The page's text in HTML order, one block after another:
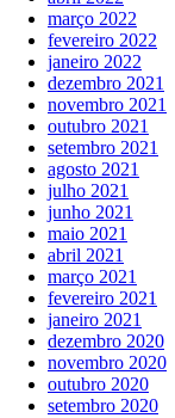
março 2022
fevereiro 2022
janeiro 2022
dezembro 2021
novembro 2021
outubro 2021
setembro 2021
agosto 2021
julho 2021
junho 2021
maio 2021
abril 2021
março 2021
fevereiro 2021
janeiro 2021
dezembro 2020
novembro 2020
outubro 2020
setembro 2020